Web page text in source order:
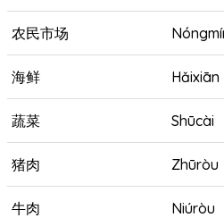
农民市场
海鲜 Hǎixiān
蔬菜 Shūcài
猪肉 Zhūròu
牛肉 Niúròu